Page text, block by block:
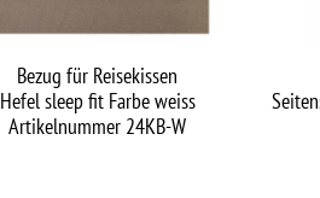
Bezug für Reisekissen
Hefel sleep fit Farbe weiss
Artikelnummer 24KB-W